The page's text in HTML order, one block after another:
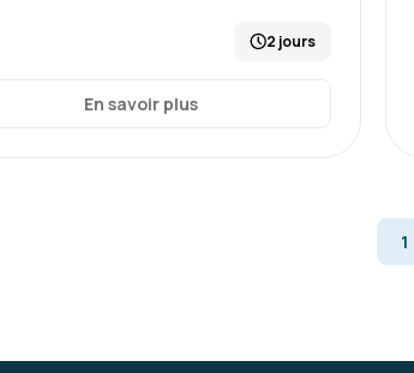
2 jours
En savoir plus
1